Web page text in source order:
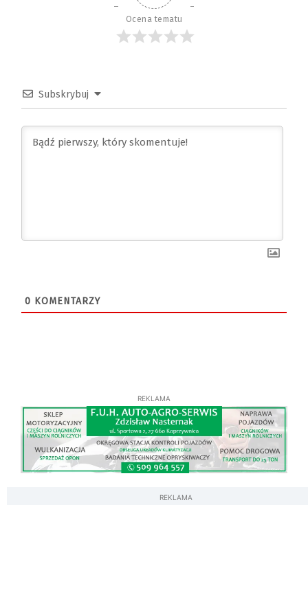
Ocena tematu
Subskrybuj
0 KOMENTARZY
REKLAMA
REKLAMA